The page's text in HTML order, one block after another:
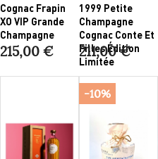
Cognac Frapin
XO VIP Grande
Champagne
215,00 €
1999 Petite
Champagne
Cognac Conte Et
Filles Édition
Limitée
211,00 €
-10%